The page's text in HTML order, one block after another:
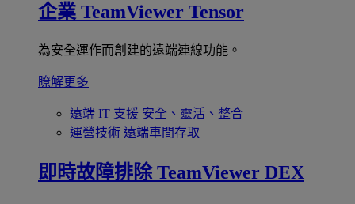
企業 TeamViewer Tensor
為安全運作而創建的遠端連線功能。
瞭解更多
遠端 IT 支援 安全、靈活、整合
運營技術 遠端車間存取
即時故障排除 TeamViewer DEX